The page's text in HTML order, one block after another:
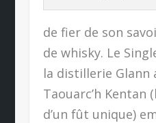
de fier de son
de whisky. Le
la distillerie Glann
Taouarc’h
d’un fût unique)